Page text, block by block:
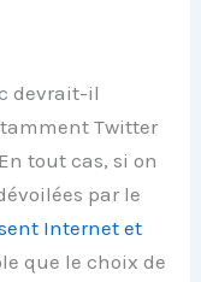
devrait-il
Twitter
tout cas, si on
par le
Internet et
que le choix de